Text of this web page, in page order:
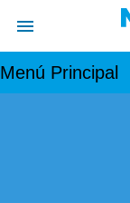
Menú Principal